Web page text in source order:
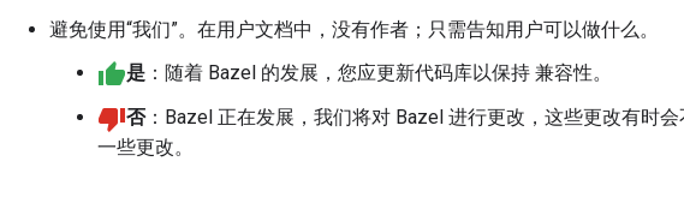
避免使用“我们”。在用户文档中，没有作者；只需告知用户可以做什么。
是 ：随着 Bazel 的发展，您应更新代码库以保持 兼容性。
否：Bazel 正在发展，我们将对 Bazel 进行更改，这些更改有时
一些更改。